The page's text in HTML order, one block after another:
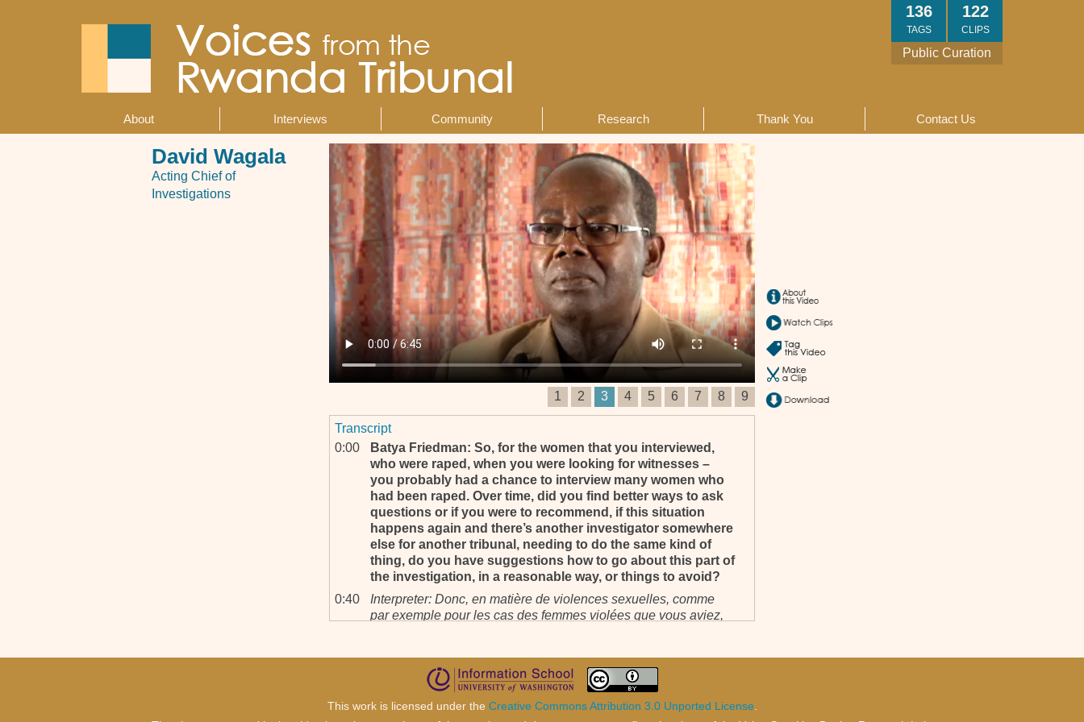
Public Curation
122
CLIPS
136
TAGS
About Interviews Community Research Thank You Contact Us
David Wagala
Acting Chief of
Investigations
1 2 3 4 5 6 7 8 9
Transcript
0:00
Batya Friedman: So, for the women that you interviewed,
who were raped, when you were looking for witnesses –
you probably had a chance to interview many women who
had been raped. Over time, did you find better ways to ask
questions or if you were to recommend, if this situation
happens again and there’s another investigator somewhere
else for another tribunal, needing to do the same kind of
thing, do you have suggestions how to go about this part of
the investigation, in a reasonable way, or things to avoid?
0:40
Interpreter: Donc, en matière de violences sexuelles, comme
par exemple pour les cas des femmes violées que vous aviez,
vous avez des conseils à donner à l’avenir, si une telle situation
se présente, comment pourriez-vous conseiller les, les
enquêteurs pour qu’ils prennent en charge de manière
This work is licensed under the Creative Commons Attribution 3.0 Unported License